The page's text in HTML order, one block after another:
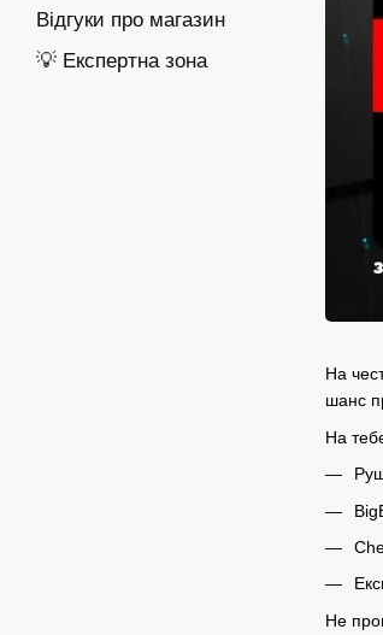
На
шанс
На
Не
Відгуки про магазин
💡 Експертна зона